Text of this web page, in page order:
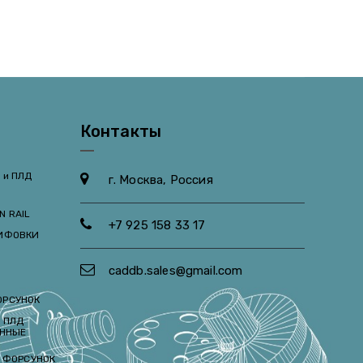
ПЛД
RAIL
ПЛД
ФОРСУНОК
Контакты
г. Москва, Россия
+7 925 158 33 17
caddb.sales@gmail.com